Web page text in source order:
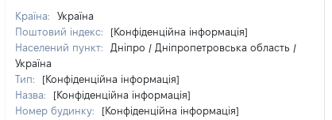
Країна:
Україна
Поштовий індекс:
[Конфіденційна інформація]
Населений пункт:
Дніпро / Дніпропетровська область /
Україна
Тип:
[Конфіденційна інформація]
Назва:
[Конфіденційна інформація]
Номер будинку:
[Конфіденційна інформація]